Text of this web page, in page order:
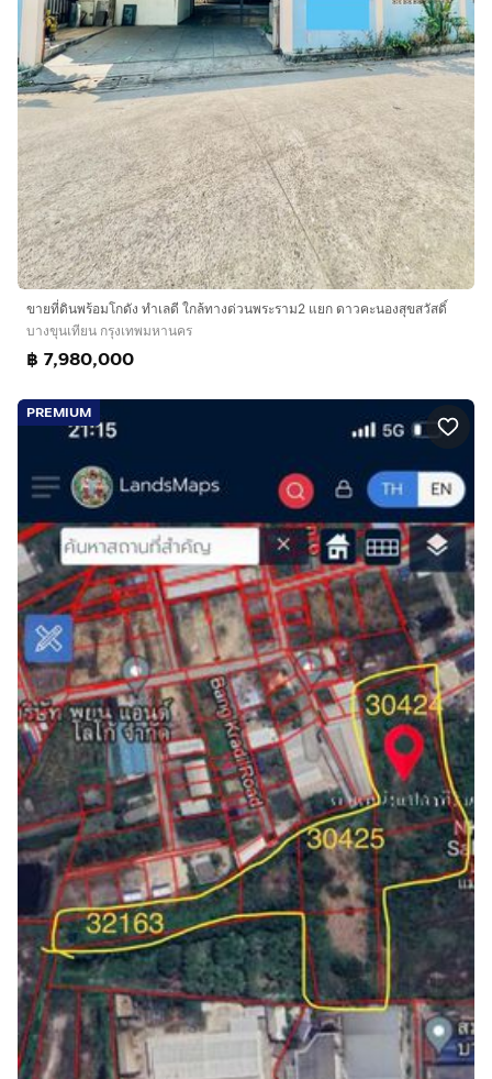
ขายที่ดินพร้อมโกดัง ทำเลดี ใกล้ทางด่วนพระราม2 แยก ดาวคะนองสุขสวัสดิ์
บางขุนเทียน กรุงเทพมหานคร
฿ 7,980,000
PREMIUM